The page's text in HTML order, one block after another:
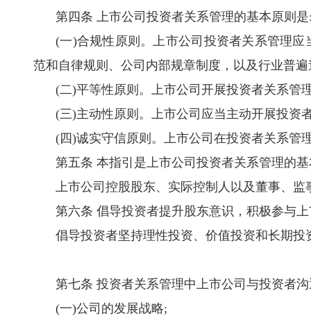
第四条 上市公司投资者关系管理的基本原则是
(一)合规性原则。上市公司投资者关系管理
范和自律规则、公司内部规章制度，以及行业普
(二)平等性原则。上市公司开展投资者关系管
(三)主动性原则。上市公司应当主动开展投资
(四)诚实守信原则。上市公司在投资者关系管
第五条 本指引是上市公司投资者关系管理的
上市公司控股股东、实际控制人以及董事、
第六条 倡导投资者提升股东意识，积极参与
倡导投资者坚持理性投资、价值投资和长期
第七条 投资者关系管理中上市公司与投资者
(一)公司的发展战略;